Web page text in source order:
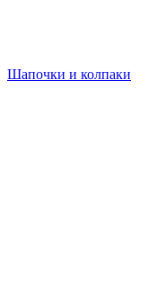
Шапочки и колпаки